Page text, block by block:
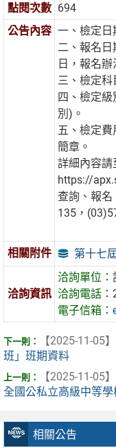
相關公告
點閱次數 694
公告內容 一、檢定日
二、報名
日，報名辦
三、檢定科
四、檢定
別)。
五、檢定
簡章。
詳細內容請
https://
查詢、報名
135，
相關附件 第十七
洽詢資訊
洽詢單位：
洽詢電話：
電子信箱：
【2025-11-05】
班」班期資料
【2025-11-05】
全國公私立高級中等學